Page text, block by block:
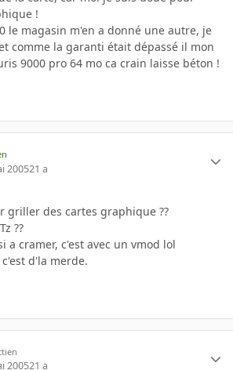
!
le magasin m'en a donné une autre, je
comme la garanti était dépassé il mon
9000 pro 64 mo ca crain laisse béton !
200521 a
griller des cartes graphique ??
??
a cramer, c'est avec un vmod lol
d'la merde.
200521 a